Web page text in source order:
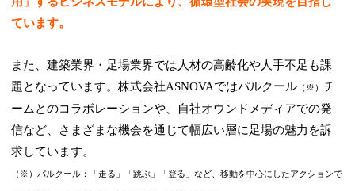
ています。
また、建築業界・足場業界では人材の高齢化や人手不足も課
題となっています。株式会社ASNOVAではパルクール （※）チ
ームとのコラボレーションや、自社オウンドメディアでの発
信など、さまざまな機会を通じて幅広い層に足場の魅力を訴
求しています。
（※）パルクール：「走る」「跳ぶ」「登る」など、移動を中心にしたアクションで